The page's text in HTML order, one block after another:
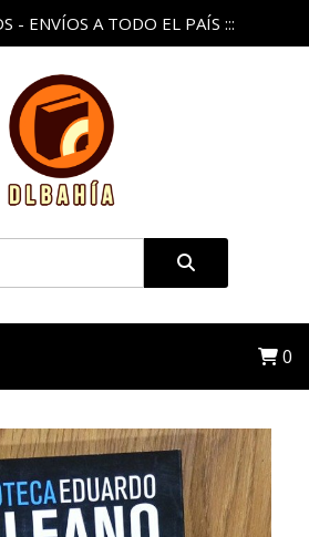
- ENVÍOS A TODO EL PAÍS :::
0